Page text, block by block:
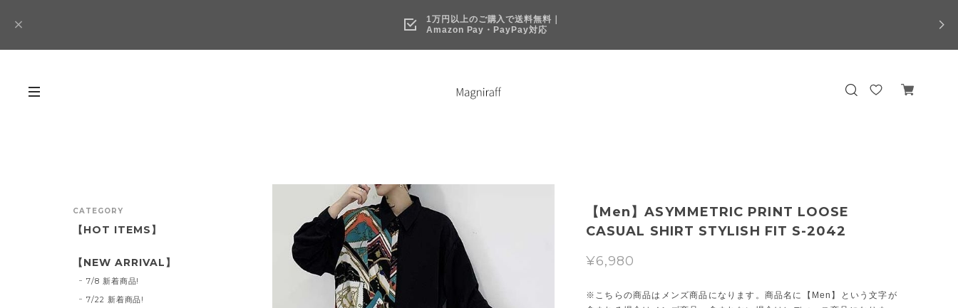
1万円以上のご購入で送料無料｜
Amazon Pay・PayPay対応
【Men】ASYMMETRIC PRINT LOOSE
CASUAL SHIRT STYLISH FIT S-2042
¥6,980
※こちらの商品はメンズ商品になります。商品名に【Men】という文字が
CATEGORY
【HOT ITEMS】
【NEW ARRIVAL】
7/8 新着商品!
7/22 新着商品!